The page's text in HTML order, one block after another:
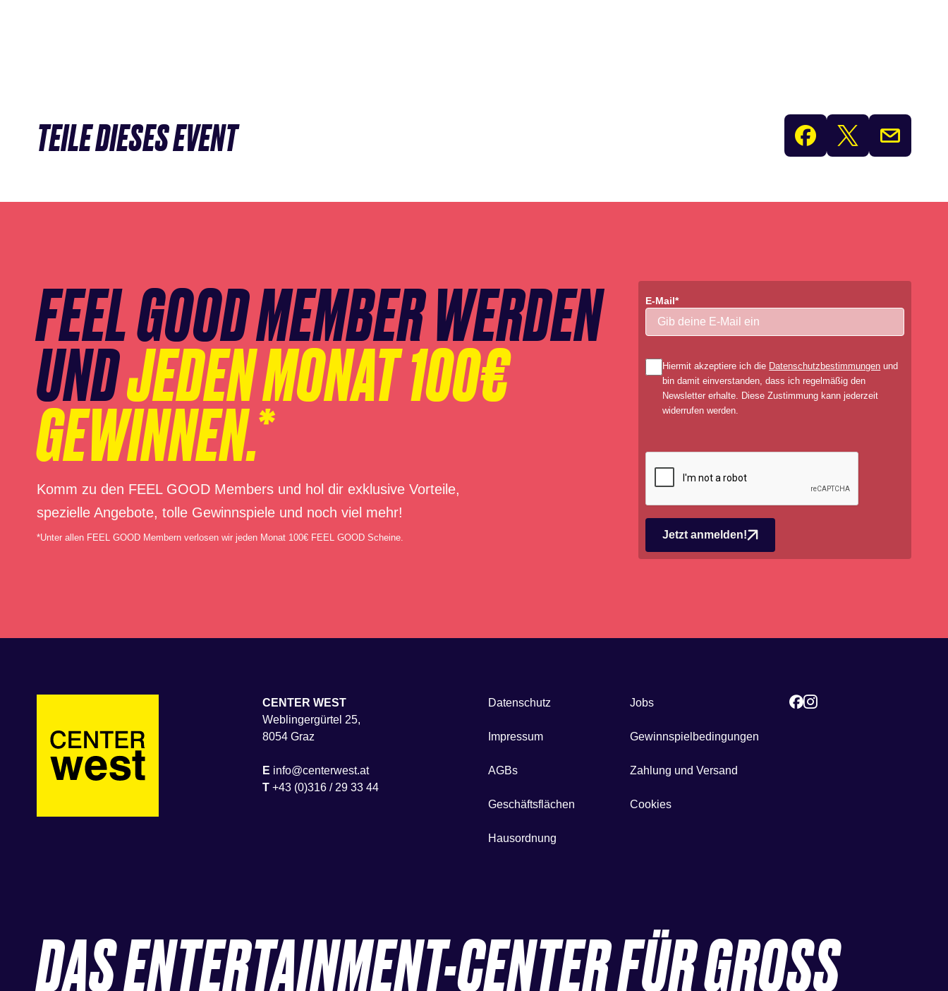
TEILE DIESES EVENT
FEEL GOOD MEMBER WERDEN
UNDJEDEN MONAT 100€
GEWINNEN.*
Komm zu den FEEL GOOD Members und hol dir exklusive Vorteile,
spezielle Angebote, tolle Gewinnspiele und noch viel mehr!
*Unter allen FEEL GOOD Membern verlosen wir jeden Monat 100€ FEEL GOOD Scheine.
E-Mail*
Hiermit akzeptiere ich die Datenschutzbestimmungen und
bin damit einverstanden, dass ich regelmäßig den
Newsletter erhalte. Diese Zustimmung kann jederzeit
widerrufen werden.
Jetzt anmelden!
CENTER WEST
Weblingergürtel 25,
8054 Graz
E info@centerwest.at
T +43 (0)316 / 29 33 44
Datenschutz
Impressum
AGBs
Geschäftsflächen
Hausordnung
Jobs
Gewinnspielbedingungen
Zahlung und Versand
Cookies
DAS ENTERTAINMENT-CENTER FÜR GROSS